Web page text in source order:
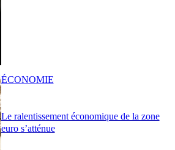
Le ralentissement économique de la zone
euro s’atténue
ÉCONOMIE